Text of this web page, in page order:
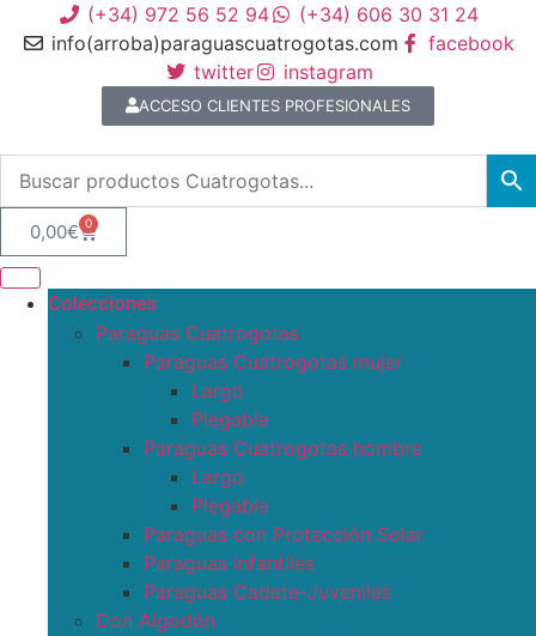
(+34) 972 56 52 94
(+34) 606 30 31 24
info(arroba)paraguascuatrogotas.com
facebook
twitter
instagram
ACCESO CLIENTES PROFESIONALES
0,00€ 0
Colecciones
Paraguas Cuatrogotas
Paraguas Cuatrogotas mujer
Largo
Plegable
Paraguas Cuatrogotas hombre
Largo
Plegable
Paraguas con Protección Solar
Paraguas infantiles
Paraguas Cadete-Juveniles
Don Algodón